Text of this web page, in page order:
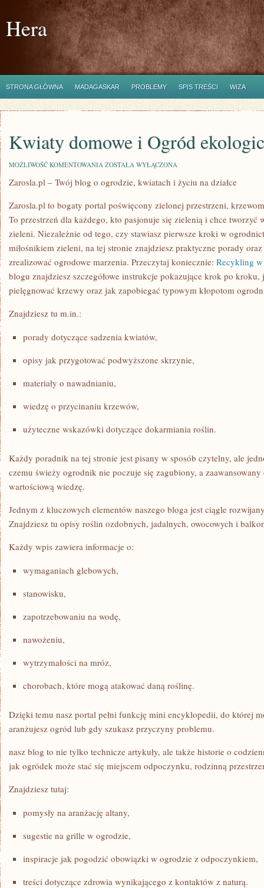
Hera
STRONA GŁÓWNA MADAGASKAR PROBLEMY SPIS TREŚCI WIZA
Kwiaty domowe i Ogród
MOŻLIWOŚĆ KOMENTOWANIA KWIATY
I
ZOSTAŁA WYŁĄCZONA
Zarosla.pl – Twój blog o ogrodzie, kwiatach i życiu na działce
Zarosla.pl to bogaty portal poświęcony zielonej przestrzeni,
To przestrzeń dla każdego, kto pasjonuje się zielenią i chce tworzyć
zieleni. Niezależnie od tego, czy stawiasz pierwsze kroki w
miłośnikiem zieleni, na tej stronie znajdziesz praktyczne porady
zrealizować ogrodowe marzenia. Przeczytaj koniecznie: Recykling
blogu znajdziesz szczegółowe instrukcje pokazujące krok po kroku,
pielęgnować krzewy oraz jak zapobiegać typowym kłopotom
Znajdziesz tu m.in.:
porady dotyczące sadzenia kwiatów,
opisy jak przygotować podwyższone skrzynie,
materiały o nawadnianiu,
wiedzę o przycinaniu krzewów,
użyteczne wskazówki dotyczące dokarmiania roślin.
Każdy poradnik na tej stronie jest pisany w sposób czytelny, ale
czemu świeży ogrodnik nie poczuje się zagubiony, a zaawansowany
wartościową wiedzę.
Jednym z kluczowych elementów naszego bloga jest ciągle
Znajdziesz tu opisy roślin ozdobnych, jadalnych, owocowych i
Każdy wpis zawiera informacje o:
wymaganiach glebowych,
stanowisku,
zapotrzebowaniu na wodę,
nawożeniu,
wytrzymałości na mróz,
chorobach, które mogą atakować daną roślinę.
Dzięki temu nasz portal pełni funkcję mini encyklopedii, do której
aranżujesz ogród lub gdy szukasz przyczyny problemu.
nasz blog to nie tylko technicze artykuły, ale także historie o
jak ogródek może stać się miejscem odpoczynku, rodzinną
Znajdziesz tutaj:
pomysły na aranżację altany,
sugestie na grille w ogrodzie,
inspiracje jak pogodzić obowiązki w ogrodzie z odpoczynkiem,
treści dotyczące zdrowia wynikającego z kontaktów z naturą.